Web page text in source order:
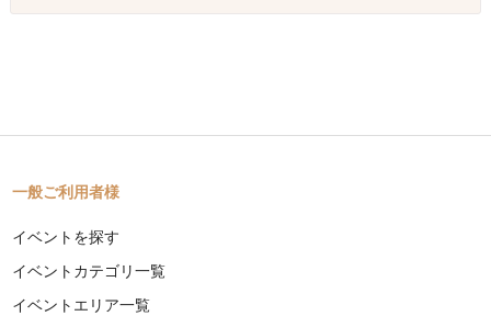
一般ご利用者様
イベントを探す
イベントカテゴリ一覧
イベントエリア一覧